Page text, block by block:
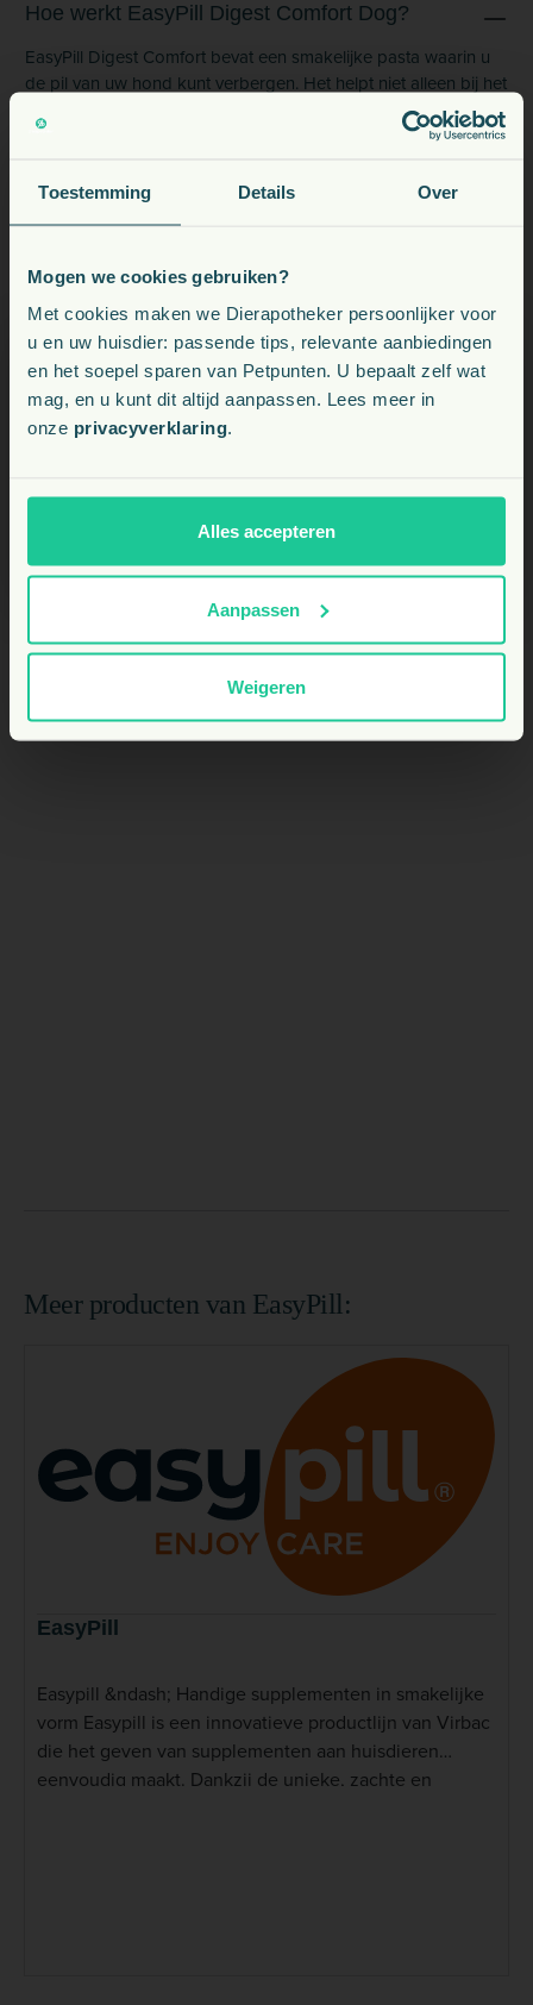
Toestemming Details Over
Mogen we cookies gebruiken?
Met cookies maken we Dierapotheker persoonlijker voor
u en uw huisdier: passende tips, relevante aanbiedingen
en het soepel sparen van Petpunten. U bepaalt zelf wat
mag, en u kunt dit altijd aanpassen. Lees meer in
onze privacyverklaring.
Alles accepteren
Aanpassen
Weigeren
Hoe werkt EasyPill Digest Comfort Dog?
EasyPill Digest Comfort bevat een smakelijke pasta waarin u
de pil van uw hond kunt verbergen. Het helpt niet alleen bij het
toedienen van medicijnen, maar ondersteunt ook de
spijsvertering van uw huisdier.
Hoe gebruik ik EasyPill Digest Comfort voor
Bevat EasyPill Digest Comfort kunstmatige
kleurstoffen of conserveringsmiddelen?
Meer producten van EasyPill:
EasyPill
Easypill &ndash; Handige supplementen in smakelijke
vorm Easypill is een innovatieve productlijn van Virbac
die het geven van supplementen aan huisdieren
eenvoudig maakt. Dankzij de unieke, zachte en
Kies uw land: